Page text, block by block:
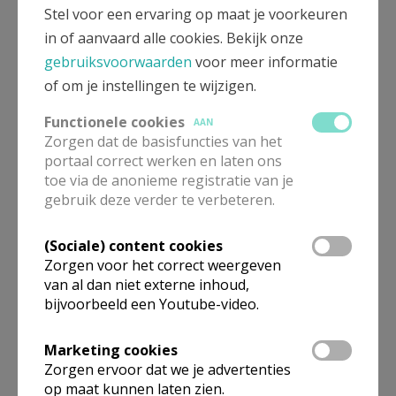
T'Hooft,
wed. van
Suzanne
Vermaercke
partner van
Cecile Martens
93 j.
Kruibeke,
hemel
opgenomen
donderdag
augustus
André De
Keersmaeker,
echtg. van
Mieghem
87 j.
Beveren,
St.-Jan
vrijdag 14
Camiel
Verplancke,
Magda Pieters
Kieldrecht,
11:00 uur
Stel voor een ervaring op maat je voorkeuren
in of aanvaard alle cookies. Bekijk onze
gebruiksvoorwaarden voor meer informatie
of om je instellingen te wijzigen.
Functionele cookies
AAN
Zorgen dat de basisfuncties van het
portaal correct werken en laten ons
toe via de anonieme registratie van je
gebruik deze verder te verbeteren.
(Sociale) content cookies
Zorgen voor het correct weergeven
van al dan niet externe inhoud,
bijvoorbeeld een Youtube-video.
Marketing cookies
Zorgen ervoor dat we je advertenties
op maat kunnen laten zien.